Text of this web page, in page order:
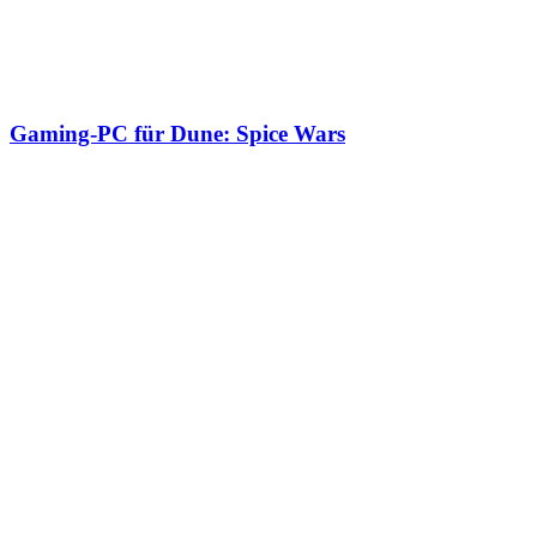
Gaming-PC für Dune: Spice Wars